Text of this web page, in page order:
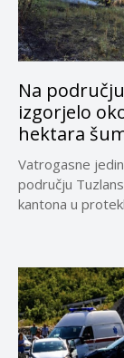
Na
izgorjelo
hektara
Vatrogasne
području
kantona u